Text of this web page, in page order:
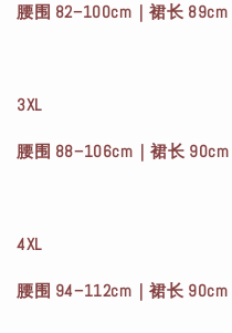
腰围 82–100cm｜裙长 89cm
3XL
腰围 88–106cm｜裙长 90cm
4XL
腰围 94–112cm｜裙长 90cm